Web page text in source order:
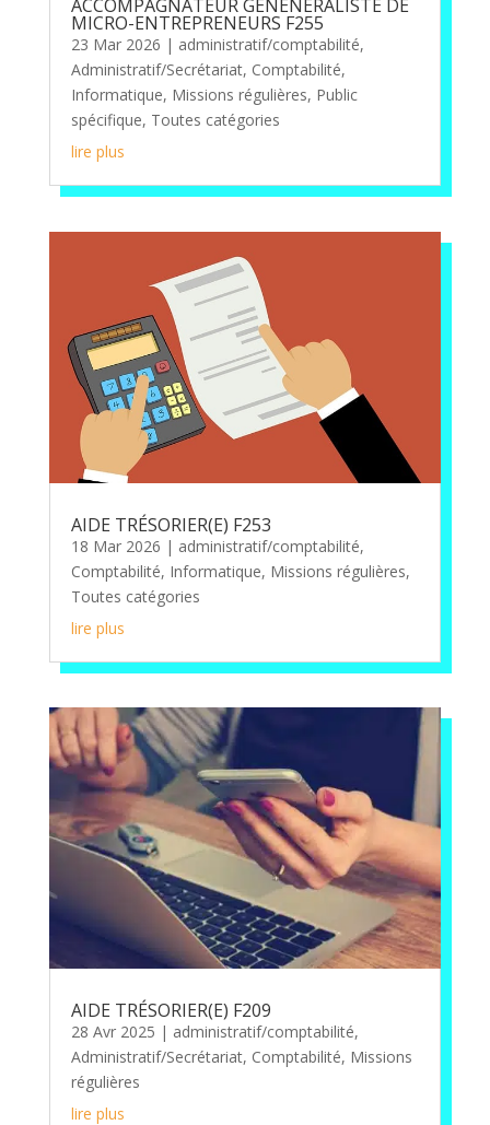
ACCOMPAGNATEUR GÉNÉNÉRALISTE DE
MICRO-ENTREPRENEURS F255
23 Mar 2026 | administratif/comptabilité,
Administratif/Secrétariat, Comptabilité,
Informatique, Missions régulières, Public
spécifique, Toutes catégories
lire plus
AIDE TRÉSORIER(E) F253
18 Mar 2026 | administratif/comptabilité,
Comptabilité, Informatique, Missions régulières,
Toutes catégories
lire plus
AIDE TRÉSORIER(E) F209
28 Avr 2025 | administratif/comptabilité,
Administratif/Secrétariat, Comptabilité, Missions
régulières
lire plus